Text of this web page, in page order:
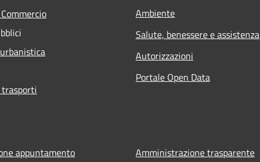
Ambiente
Salute, benessere e assistenza
Autorizzazioni
Portale Open Data
appuntamento Amministrazione trasparente